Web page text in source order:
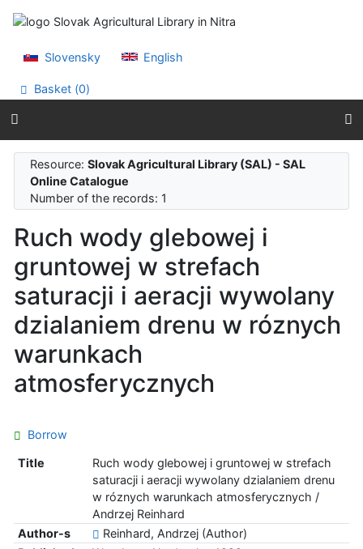
Go to menu
Slovensky
English
Basket (0)
Resource:Slovak Agricultural Library (SAL) - SAL
Online Catalogue
Number of the records: 1
Ruch wody glebowej i
gruntowej w strefach
saturacji i aeracji wywolany
dzialaniem drenu w róznych
warunkach
atmosferycznych
Borrow
Title
Ruch wody glebowej i gruntowej w strefach
saturacji i aeracji wywolany dzialaniem drenu
w róznych warunkach atmosferycznych /
Andrzej Reinhard
Author-s
Reinhard, Andrzej (Author)